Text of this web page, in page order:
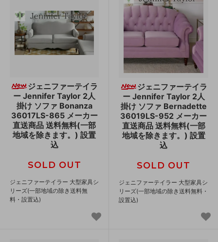
ジェニファーテイラ
ー Jennifer Taylor 2人
掛け ソファ Bonanza
36017LS-865 メーカー
直送商品 送料無料(一部
地域を除きます。) 設置
込
SOLD OUT
ジェニファーテイラー 大型家具シ
リーズ(一部地域の除き送料無
料・設置込)
ジェニファーテイラ
ー Jennifer Taylor 2人
掛け ソファ Bernadette
36019LS-952 メーカー
直送商品 送料無料(一部
地域を除きます。) 設置
込
SOLD OUT
ジェニファーテイラー 大型家具シ
リーズ(一部地域の除き送料無料・
設置込)